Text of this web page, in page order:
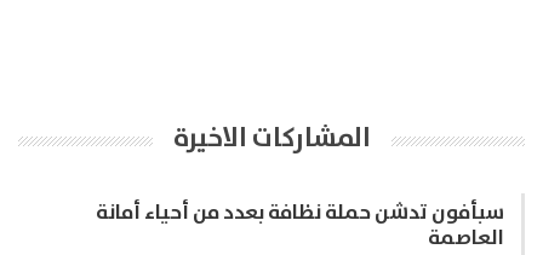
المشاركات الاخيرة
سبأفون تدشن حملة نظافة بعدد من أحياء أمانة
العاصمة